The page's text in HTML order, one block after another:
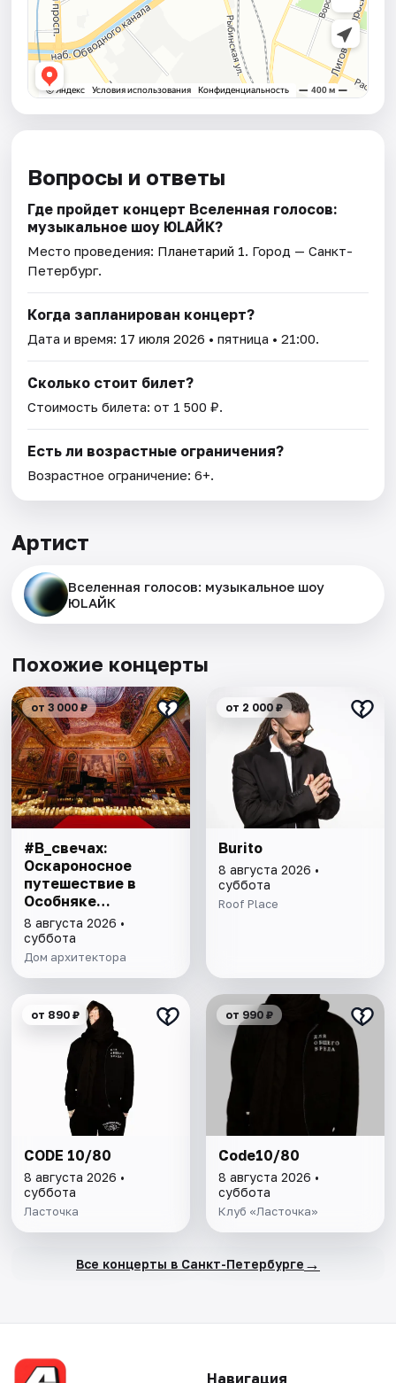
Вопросы и ответы
Где пройдет концерт Вселенная голосов:
музыкальное шоу ЮLAЙК?
Место проведения: Планетарий 1. Город — Санкт-
Петербург.
Когда запланирован концерт?
Дата и время: 17 июля 2026 • пятница • 21:00.
Сколько стоит билет?
Стоимость билета: от 1 500 ₽.
Есть ли возрастные ограничения?
Возрастное ограничение: 6+.
Артист
Вселенная голосов: музыкальное шоу
ЮLAЙК
Похожие концерты
от 3 000 ₽
#В_свечах:
Оскароносное
путешествие в
Особняке
Половцова
8 августа 2026 •
суббота
Дом архитектора
от 2 000 ₽
Burito
8 августа 2026 •
суббота
Roof Place
от 890 ₽
CODE 10/80
8 августа 2026 •
суббота
Ласточка
от 990 ₽
Code10/80
8 августа 2026 •
суббота
Клуб «Ласточка»
Все концерты в Санкт-Петербурге →
Навигация